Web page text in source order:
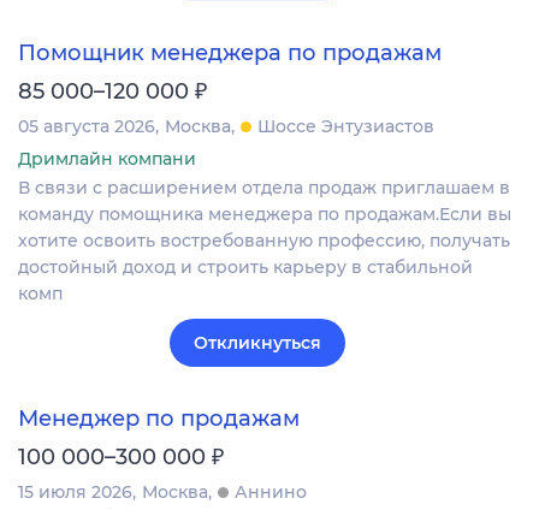
Помощник менеджера по продажам
85 000–120 000 ₽
05 августа 2026 Москва
Шоссе Энтузиастов
Дримлайн компани
В связи с расширением отдела продаж приглашаем в
команду помощника менеджера по продажам.Если вы
хотите освоить востребованную профессию, получать
достойный доход и строить карьеру в стабильной
комп
Откликнуться
Менеджер по продажам
100 000–300 000 ₽
15 июля 2026 Москва
Аннино